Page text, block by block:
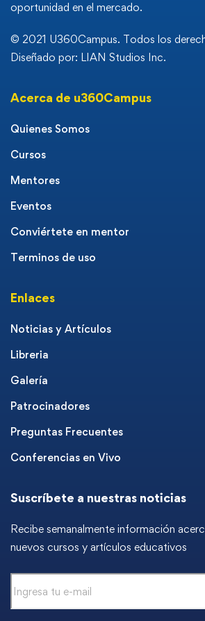
oportunidad en el mercado.
© 2021 U360Campus. Todos los
Diseñado por: LIAN Studios Inc.
Acerca de u360Campus
Quienes Somos
Cursos
Mentores
Eventos
Conviértete en mentor
Terminos de uso
Enlaces
Noticias y Artículos
Libreria
Galería
Patrocinadores
Preguntas Frecuentes
Conferencias en Vivo
Suscríbete a nuestras noticias
Recibe semanalmente información
nuevos cursos y artículos educativos